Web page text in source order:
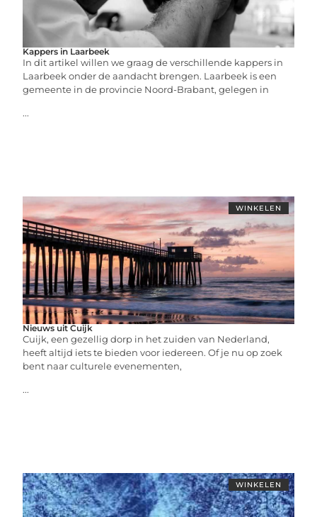
Kappers in Laarbeek
In dit artikel willen we graag de verschillende kappers in
Laarbeek onder de aandacht brengen. Laarbeek is een
gemeente in de provincie Noord-Brabant, gelegen in
...
WINKELEN
Nieuws uit Cuijk
Cuijk, een gezellig dorp in het zuiden van Nederland,
heeft altijd iets te bieden voor iedereen. Of je nu op zoek
bent naar culturele evenementen,
...
WINKELEN